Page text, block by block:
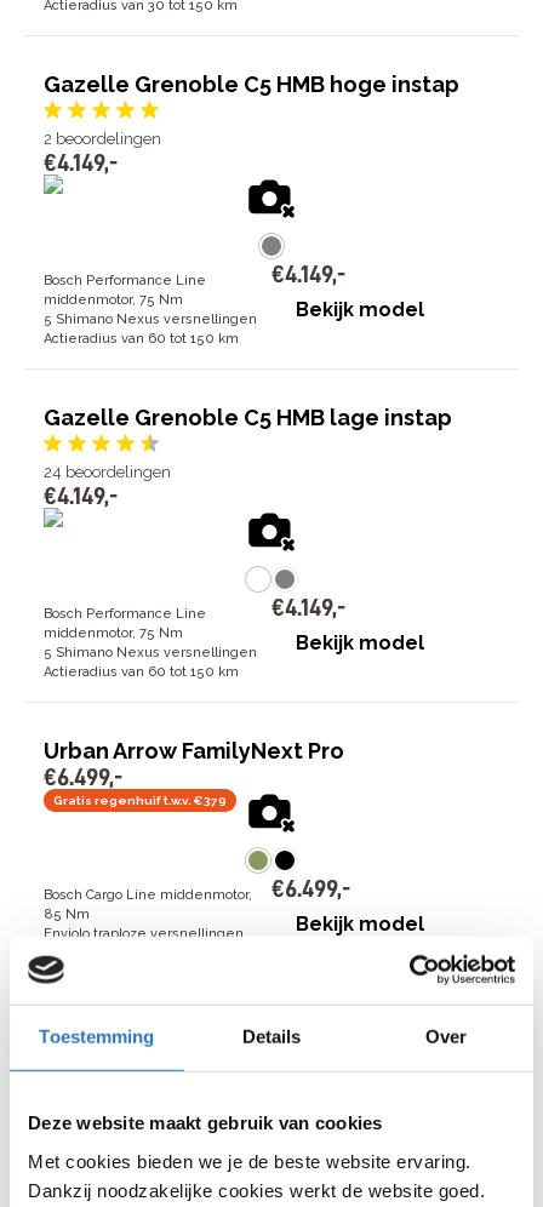
Toestemming Details Over
Deze website maakt gebruik van cookies
Met cookies bieden we je de beste website ervaring.
Dankzij noodzakelijke cookies werkt de website goed.
Actieradius van 30 tot 150 km
Gazelle Grenoble C5 HMB hoge instap
2 beoordelingen
€4.149,-
Bosch Performance Line
middenmotor, 75 Nm
5 Shimano Nexus versnellingen
Actieradius van 60 tot 150 km
€4.149,-
Bekijk model
Gazelle Grenoble C5 HMB lage instap
24 beoordelingen
€4.149,-
Bosch Performance Line
middenmotor, 75 Nm
5 Shimano Nexus versnellingen
Actieradius van 60 tot 150 km
€4.149,-
Bekijk model
Urban Arrow FamilyNext Pro
€6.499,-
Gratis regenhuif t.w.v. €379
Bosch Cargo Line middenmotor,
85 Nm
Enviolo traploze versnellingen
Actieradius van 30 tot 150 km
€6.499,-
Bekijk model
Dutch ID Phantom S75+ hoge instap
599
Best getest